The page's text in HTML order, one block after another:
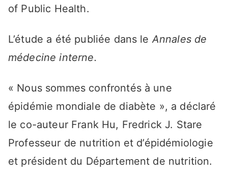
of Public Health.
L’étude a été publiée dans leAnnales de
médecine interne.
« Nous sommes confrontés à une
épidémie mondiale de diabète », a déclaré
le co-auteur Frank Hu, Fredrick J. Stare
Professeur de nutrition et d’épidémiologie
et président du Département de nutrition.